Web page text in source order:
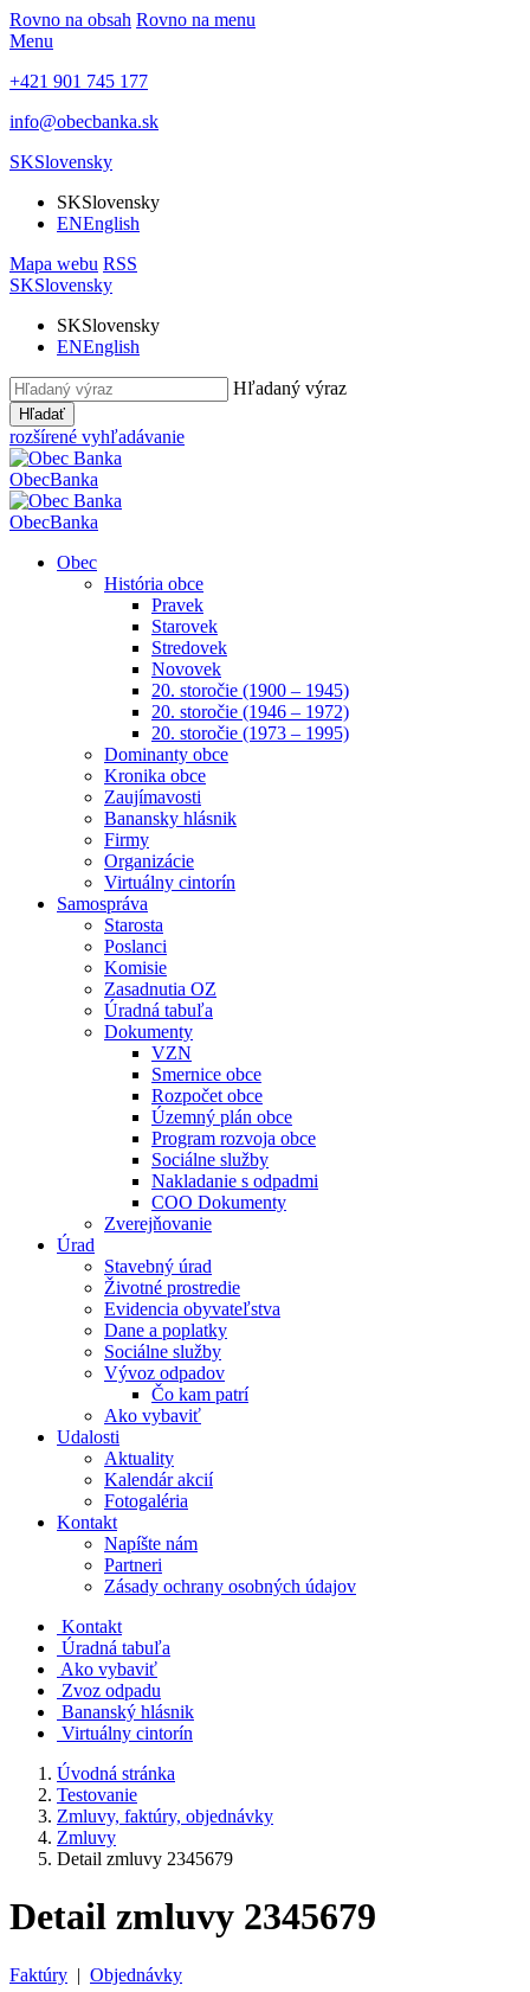
Rovno na obsah Rovno na menu
Menu
+421 901 745 177
info@obecbanka.sk
SKSlovensky
SKSlovensky
ENEnglish
Mapa webu RSS
SKSlovensky
SKSlovensky
ENEnglish
Hľadaný výraz
Hľadať
rozšírené vyhľadávanie
ObecBanka
ObecBanka
Obec
História obce
Pravek
Starovek
Stredovek
Novovek
20. storočie (1900 – 1945)
20. storočie (1946 – 1972)
20. storočie (1973 – 1995)
Dominanty obce
Kronika obce
Zaujímavosti
Banansky hlásnik
Firmy
Organizácie
Virtuálny cintorín
Samospráva
Starosta
Poslanci
Komisie
Zasadnutia OZ
Úradná tabuľa
Dokumenty
VZN
Smernice obce
Rozpočet obce
Územný plán obce
Program rozvoja obce
Sociálne služby
Nakladanie s odpadmi
COO Dokumenty
Zverejňovanie
Úrad
Stavebný úrad
Životné prostredie
Evidencia obyvateľstva
Dane a poplatky
Sociálne služby
Vývoz odpadov
Čo kam patrí
Ako vybaviť
Udalosti
Aktuality
Kalendár akcií
Fotogaléria
Kontakt
Napíšte nám
Partneri
Zásady ochrany osobných údajov
Kontakt
Úradná tabuľa
Ako vybaviť
Zvoz odpadu
Bananský hlásnik
Virtuálny cintorín
Úvodná stránka
Testovanie
Zmluvy, faktúry, objednávky
Zmluvy
Detail zmluvy 2345679
Detail zmluvy 2345679
Faktúry | Objednávky